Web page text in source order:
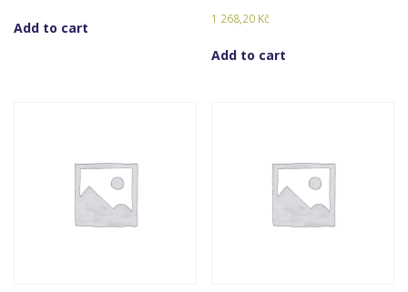
Add to cart
1 268,20 Kč
Add to cart